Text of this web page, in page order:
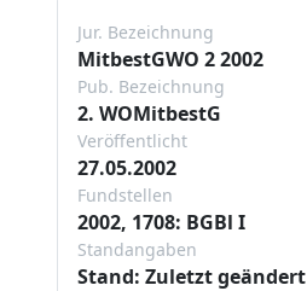
Jur. Bezeichnung
MitbestGWO 2 2002
Pub. Bezeichnung
2. WOMitbestG
Veröffentlicht
27.05.2002
Fundstellen
2002, 1708: BGBl I
Standangaben
Stand: Zuletzt geändert